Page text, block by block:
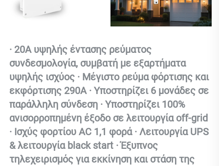
· 20A υψηλής έντασης ρεύματος
συνδεσμολογία, συμβατή με εξαρτήματα
υψηλής ισχύος · Μέγιστο ρεύμα φόρτισης και
εκφόρτισης 290A · Υποστηρίζει 6 μονάδες σε
παράλληλη σύνδεση · Υποστηρίζει 100%
ανισορροπημένη έξοδο σε λειτουργία off-grid
· Ισχύς φορτίου AC 1,1 φορά · Λειτουργία UPS
& λειτουργία black start · Έξυπνος
τηλεχειρισμός για εκκίνηση και στάση της